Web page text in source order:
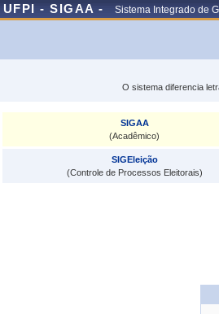
UFPI - SIGAA - Sistema Integrado de
O sistema diferencia
SIGAA
(Acadêmico)
SIGEleição
(Controle de Processos Eleitorais)